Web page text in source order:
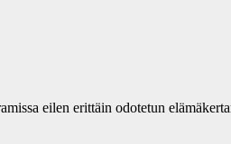
eilen erittäin odotetun